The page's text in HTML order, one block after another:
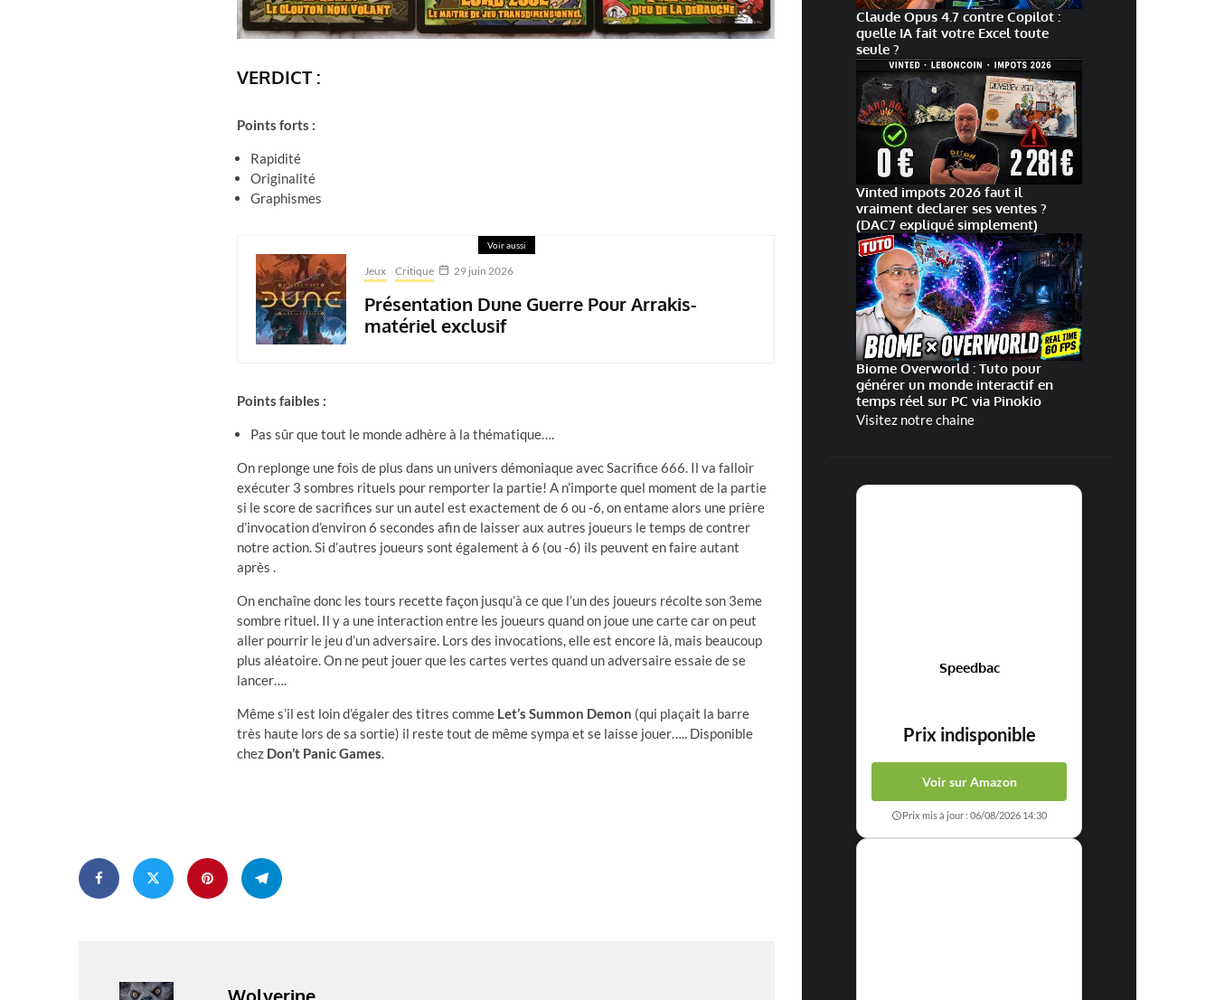
VERDICT :
Points forts :
Rapidité
Originalité
Graphismes
Voir aussi
Jeux Critique 29 juin 2026
Présentation Dune Guerre Pour Arrakis-
matériel exclusif
Points faibles :
Pas sûr que tout le monde adhère à la thématique….
On replonge une fois de plus dans un univers démoniaque avec Sacrifice 666. Il va falloir
exécuter 3 sombres rituels pour remporter la partie! A n’importe quel moment de la partie
si le score de sacrifices sur un autel est exactement de 6 ou -6, on entame alors une prière
d’invocation d’environ 6 secondes afin de laisser aux autres joueurs le temps de contrer
notre action. Si d’autres joueurs sont également à 6 (ou -6) ils peuvent en faire autant
après .
On enchaîne donc les tours recette façon jusqu’à ce que l’un des joueurs récolte son 3eme
sombre rituel. Il y a une interaction entre les joueurs quand on joue une carte car on peut
aller pourrir le jeu d’un adversaire. Lors des invocations, elle est encore là, mais beaucoup
plus aléatoire. On ne peut jouer que les cartes vertes quand un adversaire essaie de se
lancer….
Même s’il est loin d’égaler des titres comme Let’s Summon Demon (qui plaçait la barre
très haute lors de sa sortie) il reste tout de même sympa et se laisse jouer….. Disponible
chez Don’t Panic Games.
Claude Opus 4.7 contre Copilot :
quelle IA fait votre Excel toute
seule ?
Vinted impots 2026 faut il
vraiment declarer ses ventes ?
(DAC7 expliqué simplement)
Biome Overworld : Tuto pour
générer un monde interactif en
temps réel sur PC via Pinokio
Visitez notre chaine
Speedbac
Prix indisponible
Voir sur Amazon
Prix mis à jour : 06/08/2026 14:30